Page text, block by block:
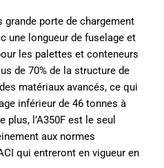
grande porte de chargement
une longueur de fuselage et
les palettes et conteneurs
de 70% de la structure de
matériaux avancés, ce qui
inférieur de 46 tonnes à
l’A350F est le seul
aux normes
qui entreront en vigueur en